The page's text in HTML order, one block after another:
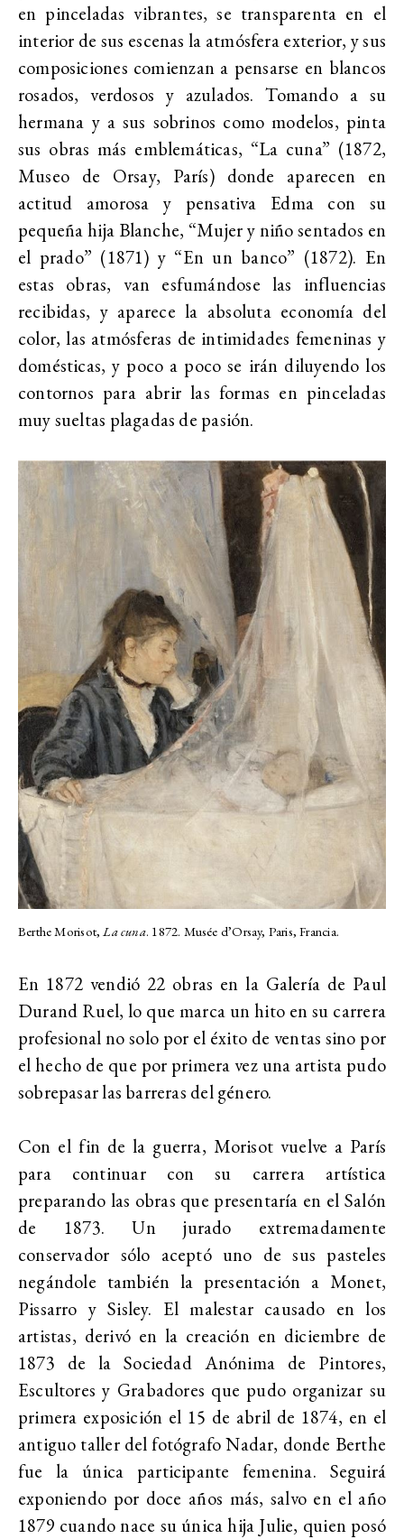
en pinceladas vibrantes, se transparenta en el
interior de sus escenas la atmósfera exterior, y sus
composiciones comienzan a pensarse en blancos
rosados, verdosos y azulados. Tomando a su
hermana y a sus sobrinos como modelos, pinta
sus obras más emblemáticas, “La cuna” (1872,
Museo de Orsay, París) donde aparecen en
actitud amorosa y pensativa Edma con su
pequeña hija Blanche, “Mujer y niño sentados en
el prado” (1871) y “En un banco” (1872). En
estas obras, van esfumándose las influencias
recibidas, y aparece la absoluta economía del
color, las atmósferas de intimidades femeninas y
domésticas, y poco a poco se irán diluyendo los
contornos para abrir las formas en pinceladas
muy sueltas plagadas de pasión.
Berthe Morisot,La cuna. 1872. Musée d’Orsay, Paris, Francia.
En 1872 vendió 22 obras en la Galería de Paul
Durand Ruel, lo que marca un hito en su carrera
profesional no solo por el éxito de ventas sino por
el hecho de que por primera vez una artista pudo
sobrepasar las barreras del género.
Con el fin de la guerra, Morisot vuelve a París
para continuar con su carrera artística
preparando las obras que presentaría en el Salón
de 1873. Un jurado extremadamente
conservador sólo aceptó uno de sus pasteles
negándole también la presentación a Monet,
Pissarro y Sisley. El malestar causado en los
artistas, derivó en la creación en diciembre de
1873 de la Sociedad Anónima de Pintores,
Escultores y Grabadores que pudo organizar su
primera exposición el 15 de abril de 1874, en el
antiguo taller del fotógrafo Nadar, donde Berthe
fue la única participante femenina. Seguirá
exponiendo por doce años más, salvo en el año
1879 cuando nace su única hija Julie, quien posó